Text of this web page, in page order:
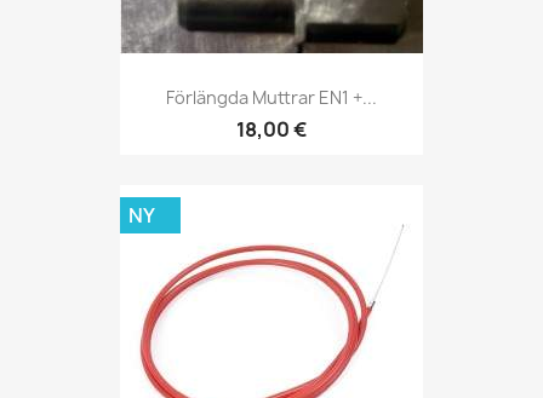
Förlängda Muttrar EN1 +...
18,00 €
NY